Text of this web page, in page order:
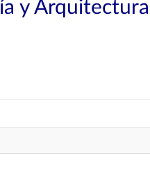
y Arquitectura